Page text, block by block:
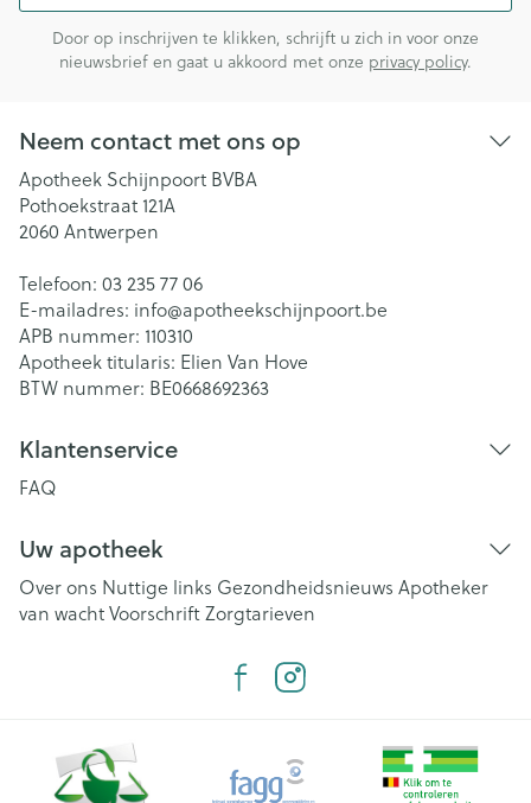
Door op inschrijven te klikken, schrijft u zich in voor onze
nieuwsbrief en gaat u akkoord met onze privacy policy.
Neem contact met ons op
Apotheek Schijnpoort BVBA
Pothoekstraat 121A
2060 Antwerpen
Telefoon: 03 235 77 06
E-mailadres: info@apotheekschijnpoort.be
APB nummer: 110310
Apotheek titularis: Elien Van Hove
BTW nummer: BE0668692363
Klantenservice
FAQ
Uw apotheek
Over ons Nuttige links Gezondheidsnieuws Apotheker
van wachtVoorschriftZorgtarieven